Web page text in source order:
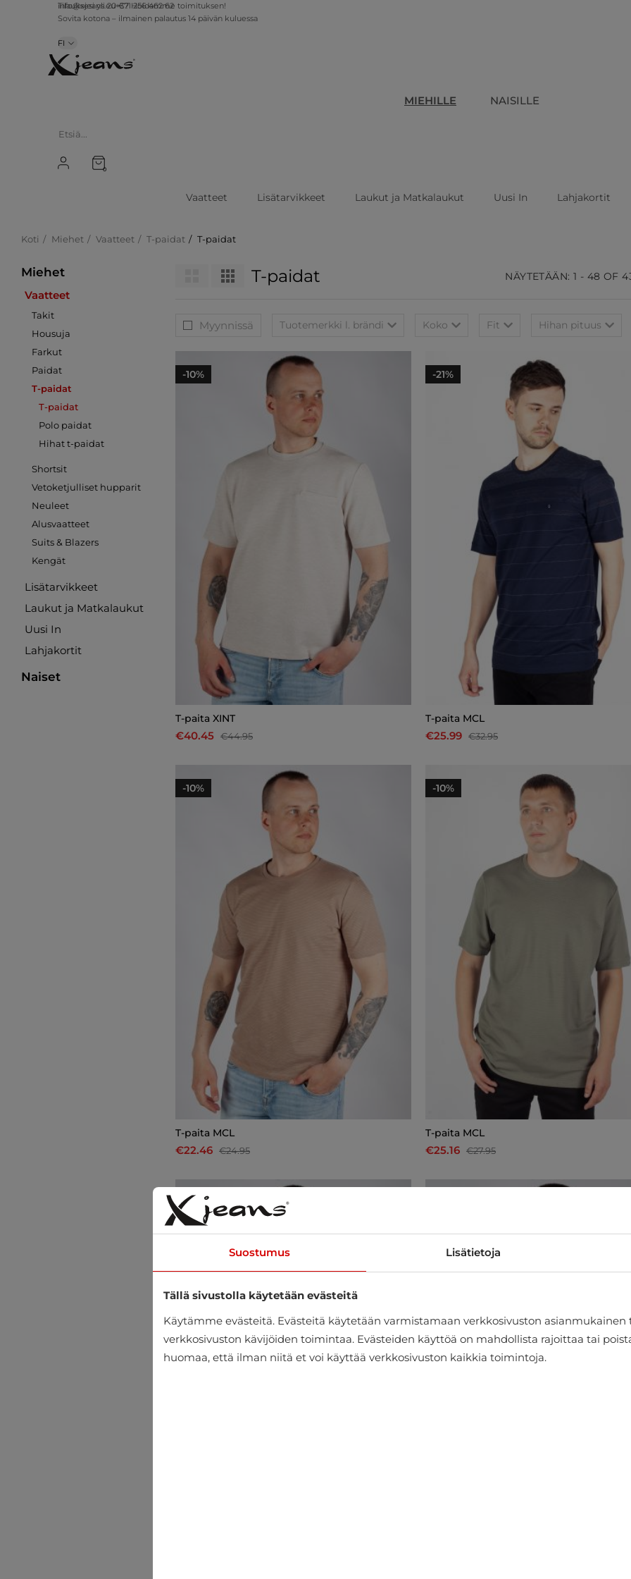
info@xjeans.eu+371 256 462 62
Tilauksesi yli 20 €? Hoidamme toimituksen!
FI
MIEHILLE NAISILLE
0
Vaatteet Lisätarvikkeet Laukut ja Matkalaukut Uusi In Lahjakortit
Koti Miehet Vaatteet T-paidat T-paidat
Miehet
Vaatteet
Takit
Housuja
Farkut
Paidat
T-paidat
T-paidat
Polo paidat
Hihat t-paidat
Shortsit
Vetoketjulliset hupparit
Neuleet
Alusvaatteet
Suits & Blazers
Kengät
Lisätarvikkeet
Laukut ja Matkalaukut
Uusi In
Lahjakortit
Naiset
T-paidat NÄYTETÄÄN: 1 - 48 OF
Myynnissä Tuotemerkki l. brändi Koko Fit Hihan pituus
-10%
T-paita XINT
€40.45 €44.95
-21%
T-paita MCL
€25.99 €32.95
-10%
T-paita MCL
€22.46 €24.95
-10%
T-paita MCL
€25.16 €27.95
-10%
Suostumus Lisätietoja
Tällä sivustolla käytetään evästeitä
Käytämme evästeitä. Evästeitä käytetään varmistamaan verkkosivuston
verkkosivuston kävijöiden toimintaa. Evästeiden käyttöä on mahdollista rajoittaa tai
huomaa, että ilman niitä et voi käyttää verkkosivuston kaikkia toimintoja.